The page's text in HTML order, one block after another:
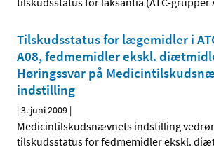
Tilskudsstatus for lægemidler i
A08, fedmemidler ekskl.
Høringssvar på
indstilling
|3. juni 2009 |
Medicintilskudsnævnets indstilling
tilskudsstatus for fedmemidler ekskl.